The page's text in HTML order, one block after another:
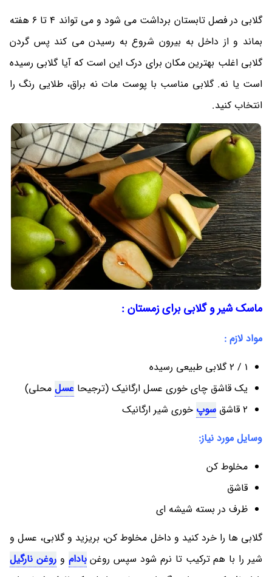
گلابی در فصل تابستان برداشت می شود و می تواند 4 تا 6 هفته
بماند و از داخل به بیرون شروع به رسیدن می کند پس گردن
گلابی اغلب بهترین مکان برای درک این است که آیا گلابی رسیده
است یا نه. گلابی مناسب با پوست مات نه براق، طلایی رنگ را
انتخاب کنید.
ماسک شیر و گلابی برای زمستان :
مواد لازم :
1 / 2 گلابی طبیعی رسیده
یک قاشق چای خوری عسل ارگانیک (ترجیحا عسل محلی)
2 قاشق
سوپ خوری شیر ارگانیک
وسایل مورد نیاز:
مخلوط کن
قاشق
ظرف در بسته شیشه ای
گلابی ها را خرد کنید و داخل مخلوط کن، بریزید و گلابی، عسل و
شیر را با هم ترکیب تا نرم شود سپس روغنبادام وروغن نارگیل